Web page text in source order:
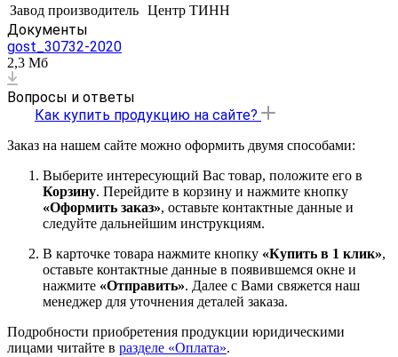
Завод производитель Центр ТИНН
Документы
gost_30732-2020
2,3 Мб
Вопросы и ответы
Как купить продукцию на сайте?
Заказ на нашем сайте можно оформить двумя способами:
Выберите интересующий Вас товар, положите его в
Корзину. Перейдите в корзину и нажмите кнопку
«Оформить заказ», оставьте контактные данные и
следуйте дальнейшим инструкциям.
В карточке товара нажмите кнопку «Купить в 1 клик»,
оставьте контактные данные в появившемся окне и
нажмите «Отправить». Далее с Вами свяжется наш
менеджер для уточнения деталей заказа.
Подробности приобретения продукции юридическими
лицами читайте в разделе «Оплата».